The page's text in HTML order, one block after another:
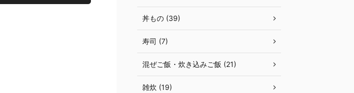
丼もの (39)
寿司 (7)
混ぜご飯・炊き込みご飯 (21)
雑炊 (19)